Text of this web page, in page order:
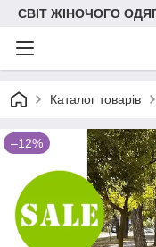
СВІТ ЖІНОЧОГО
Каталог товарів
–12%